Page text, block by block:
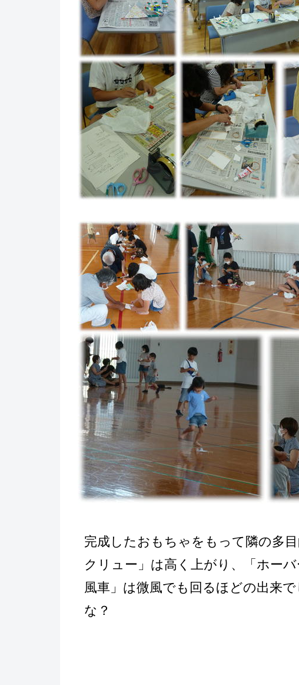
完成したおもちゃをもって隣の多
クリュー」は高く上がり、「ホー
風車」は微風でも回るほどの出来
な？